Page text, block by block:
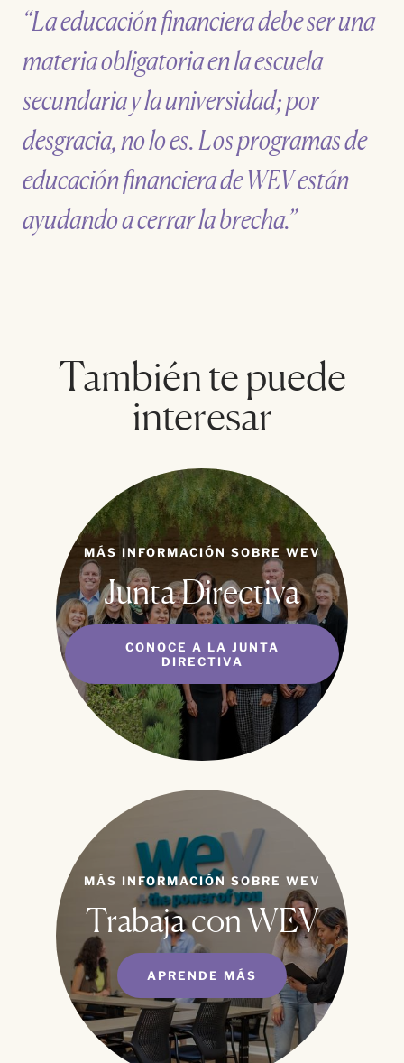
“La educación financiera debe ser una
materia obligatoria en la escuela
secundaria y la universidad; por
desgracia, no lo es. Los programas de
educación financiera de WEV están
ayudando a cerrar la brecha.”
También te puede
interesar
MÁS INFORMACIÓN SOBRE WEV
Junta Directiva
CONOCE A LA JUNTA
DIRECTIVA
MÁS INFORMACIÓN SOBRE WEV
Trabaja con WEV
APRENDE MÁS